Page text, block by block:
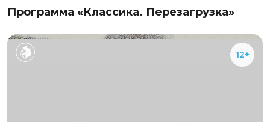
Программа «Классика. Перезагрузка»
12+